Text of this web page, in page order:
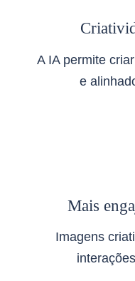
A IA permite
e
Mais
Imagens